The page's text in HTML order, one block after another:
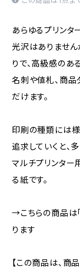
あらゆるプリンタ
光沢はありませ
りで、高級感のあ
名刺や値札、商品
だけます。
印刷の種類には
追求していくと、
マルチプリンタ
る紙です。
→こちらの商品は
ります
【この商品は、